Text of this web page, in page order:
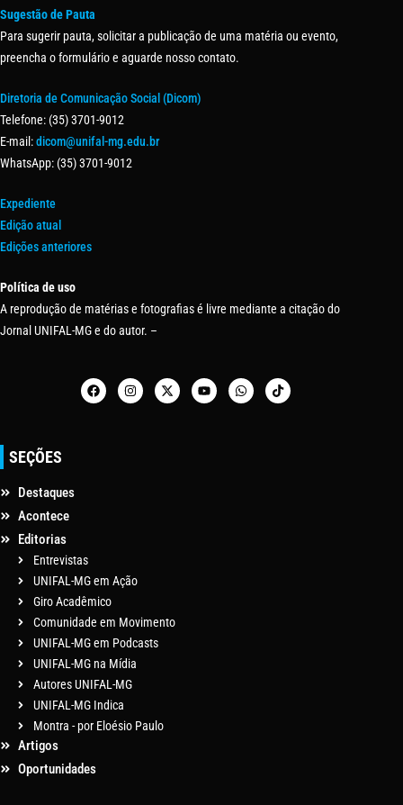
Sugestão de Pauta
Para sugerir pauta, solicitar a publicação de uma matéria ou evento,
preencha o formulário e aguarde nosso contato.
Diretoria de Comunicação Social (Dicom)
Telefone: (35) 3701-9012
E-mail:dicom@unifal-mg.edu.br
WhatsApp: (35) 3701-9012
Expediente
Edição atual
Edições anteriores
Política de uso
A reprodução de matérias e fotografias é livre mediante a citação do
Jornal UNIFAL-MG e do autor. –
SEÇÕES
Destaques
Acontece
Editorias
Entrevistas
UNIFAL-MG em Ação
Giro Acadêmico
Comunidade em Movimento
UNIFAL-MG em Podcasts
UNIFAL-MG na Mídia
Autores UNIFAL-MG
UNIFAL-MG Indica
Montra - por Eloésio Paulo
Artigos
Oportunidades